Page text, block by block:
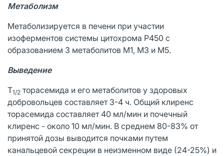
Метаболизм
Метаболизируется в печени при участии
изоферментов системы цитохрома Р450 с
образованием 3 метаболитов M1, M3 и М5.
Выведение
T1/2 торасемида и его метаболитов у здоровых
добровольцев составляет 3-4 ч. Общий клиренс
торасемида составляет 40 мл/мин и почечный
клиренс - около 10 мл/мин. В среднем 80-83% от
принятой дозы выводится почками путем
канальцевой секреции в неизменном виде (24-25%) и